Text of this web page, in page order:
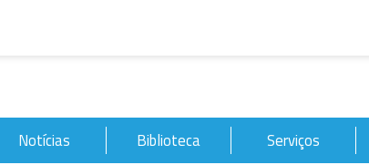
Notícias Biblioteca Serviços